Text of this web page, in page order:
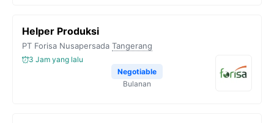
Helper Produksi
PT Forisa Nusapersada Tangerang
3 Jam yang lalu
Negotiable
Bulanan